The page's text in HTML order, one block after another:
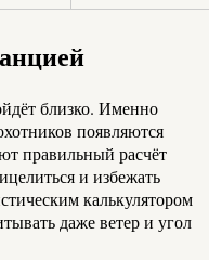
близко. Именно
появляются
правильный расчёт
и избежать
калькулятором
даже ветер и угол